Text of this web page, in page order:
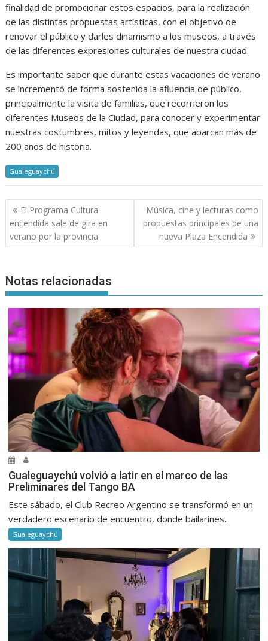
finalidad de promocionar estos espacios, para la realización
de las distintas propuestas artísticas, con el objetivo de
renovar el público y darles dinamismo a los museos, a través
de las diferentes expresiones culturales de nuestra ciudad.
Es importante saber que durante estas vacaciones de verano
se incrementó de forma sostenida la afluencia de público,
principalmente la visita de familias, que recorrieron los
diferentes Museos de la Ciudad, para conocer y experimentar
nuestras costumbres, mitos y leyendas, que abarcan más de
200 años de historia.
Gualeguaychú
Navegación
de
entradas
El Programa Cultura
encendida sale de gira en
verano por la provincia
Música, cine y lecturas como
propuestas principales de una
nueva Plaza Encendida
Notas relacionadas
Gualeguaychú volvió a latir en el marco de las
Preliminares del Tango BA
Este sábado, el Club Recreo Argentino se transformó en un
verdadero escenario de encuentro, donde bailarines...
Gualeguaychú